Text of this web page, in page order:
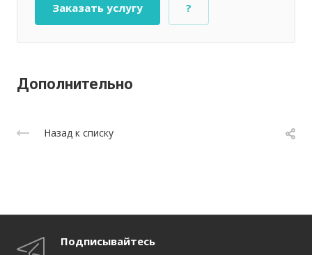
Заказать услугу ?
Дополнительно
Назад к списку
Подписывайтесь